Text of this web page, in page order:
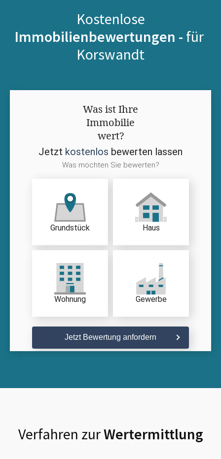
Kostenlose
Immobilienbewertungen - für
Korswandt
Was ist Ihre
Immobilie
wert?
Jetzt kostenlos bewerten lassen
Was möchten Sie bewerten?
Grundstück Haus
Wohnung Gewerbe
Jetzt Bewertung anfordern
Verfahren zurWertermittlung